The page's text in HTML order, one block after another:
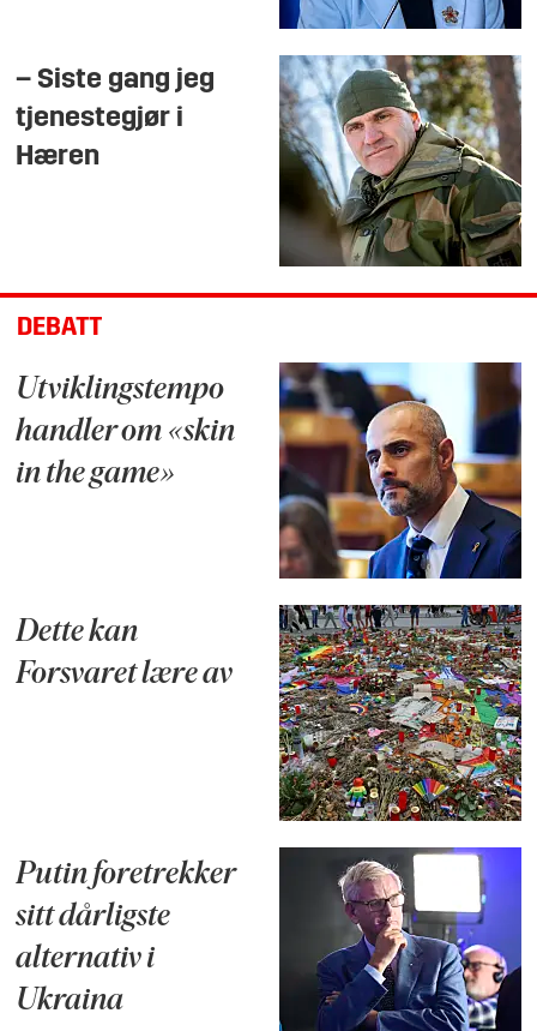
– Siste gang jeg
tjenestegjør i
Hæren
DEBATT
Utviklingstempo
handler om «skin
in the game»
Dette kan
Forsvaret lære av
Putin foretrekker
sitt dårligste
alternativ i
Ukraina